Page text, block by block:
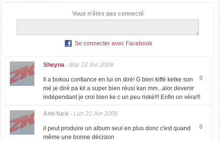
Vous n'êtes pas connecté
Se connecter avec Facebook
Sheyna- Mar 22 Avr 2008
0
Il a bokou confiance en lui on dirè! G bien kiffé kelke son
mé je diré pa kil a super bien réusi kan mm...alor devenir
indépendant je croi bien ke c un peu riské!!! Enfin on véra!!!
Anti-fuck- Lun 21 Avr 2008
0
il peut produire un album seul en plus donc c'est quand
même une bonne décision